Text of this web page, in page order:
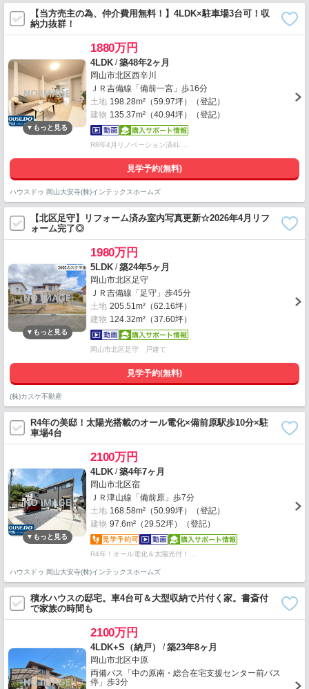
【当方売主の為、仲介費用無料！】4LDK×駐車場3台可！収
納力抜群！
1880万円
4LDK /築48年2ヶ月
岡山市北区西辛川
ＪＲ吉備線「備前一宮」歩16分
土地 198.28m²（59.97坪）（登記）
建物 135.37m²（40.94坪）（登記）
R8年4月リノベーション済4L…
見学予約(無料)
ハウスドゥ 岡山大安寺(株)インテックスホームズ
【北区足守】リフォーム済み室内写真更新☆2026年4月リフ
ォーム完了◎
1980万円
5LDK /築24年5ヶ月
岡山市北区足守
ＪＲ吉備線「足守」歩45分
土地 205.51m²（62.16坪）
建物 124.32m²（37.60坪）
岡山市北区足守 戸建て
見学予約(無料)
(株)カスケ不動産
R4年の美邸！太陽光搭載のオール電化×備前原駅歩10分×駐
車場4台
2100万円
4LDK /築4年7ヶ月
岡山市北区宿
ＪＲ津山線「備前原」歩7分
土地 168.58m²（50.99坪）（登記）
建物 97.6m²（29.52坪）（登記）
R4年！オール電化＆太陽光付！…
ハウスドゥ 岡山大安寺(株)インテックスホームズ
積水ハウスの邸宅。車4台可＆大型収納で片付く家。書斎付
で家族の時間も
2100万円
4LDK+S（納戸） /築23年8ヶ月
岡山市北区中原
両備バス「中の原南・総合在宅支援センター前バス
停」歩3分